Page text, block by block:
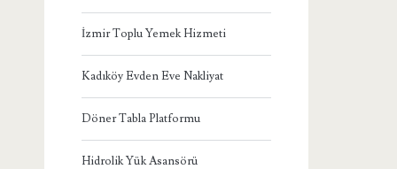
İzmir Toplu Yemek Hizmeti
Kadıköy Evden Eve Nakliyat
Döner Tabla Platformu
Hidrolik Yük Asansörü